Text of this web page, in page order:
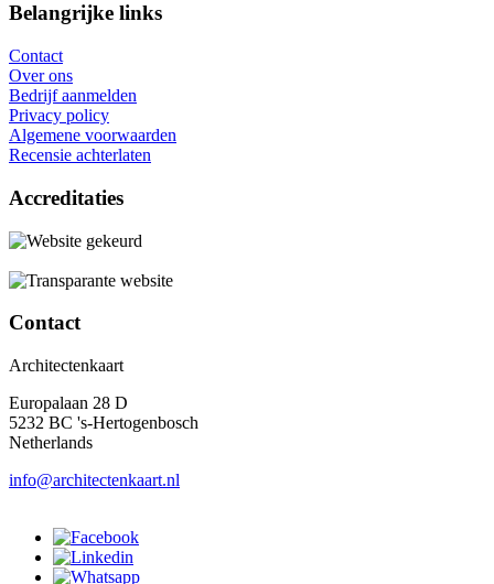
Belangrijke links
Contact
Over ons
Bedrijf aanmelden
Privacy policy
Algemene voorwaarden
Recensie achterlaten
Accreditaties
Contact
Architectenkaart
Europalaan 28 D
5232 BC 's-Hertogenbosch
Netherlands
info@architectenkaart.nl